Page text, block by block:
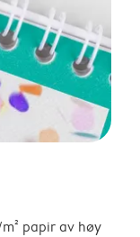
papir av høy